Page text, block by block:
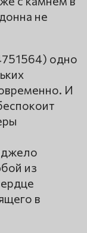
не
одно
И
из
в